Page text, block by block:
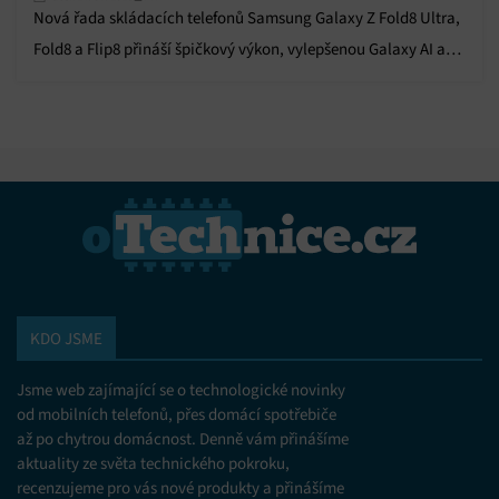
Nová řada skládacích telefonů Samsung Galaxy Z Fold8 Ultra,
Fold8 a Flip8 přináší špičkový výkon, vylepšenou Galaxy AI a
KDO JSME
Jsme web zajímající se o technologické novinky
od mobilních telefonů, přes domácí spotřebiče
až po chytrou domácnost. Denně vám přinášíme
aktuality ze světa technického pokroku,
recenzujeme pro vás nové produkty a přinášíme